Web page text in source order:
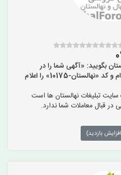
بگویید: «آگهی شما را در
سایت «نهال فروشی» دیده ام و کد «نهالستان-10175» را اعلام
تبلیغات نهالستان ها است
قبال معاملات شما ندارد.
بازدید)